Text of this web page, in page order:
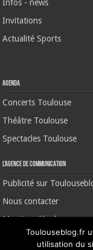
Infos - news
Invitations
Actualité Sports
Agenda
Concerts Toulouse
Théâtre Toulouse
Spectacles Toulouse
L’agence de communication
Publicité sur
Nous contacter
Mentions légales
Toulouseblog.fr
utilisation du